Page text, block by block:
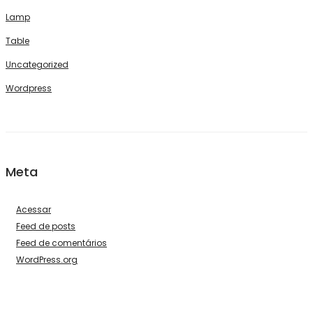
Lamp
Table
Uncategorized
Wordpress
Meta
Acessar
Feed de posts
Feed de comentários
WordPress.org